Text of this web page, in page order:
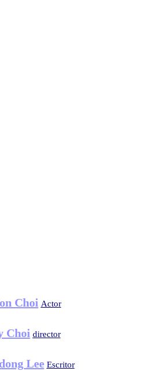
Choi Actor
Choi director
Lee Escritor